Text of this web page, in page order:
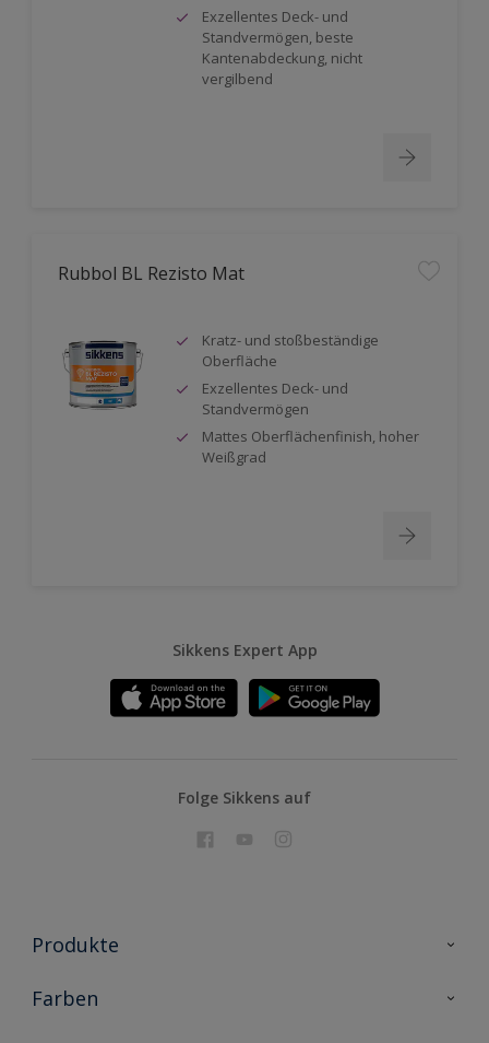
Exzellentes Deck- und
Standvermögen, beste
Kantenabdeckung, nicht
vergilbend
Rubbol BL Rezisto Mat
Kratz- und stoßbeständige
Oberfläche
Exzellentes Deck- und
Standvermögen
Mattes Oberflächenfinish, hoher
Weißgrad
Sikkens Expert App
Folge Sikkens auf
Produkte
Holzschutz
Farben